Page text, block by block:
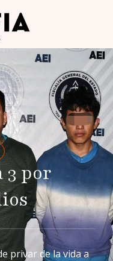
3 por
privar de la vida a